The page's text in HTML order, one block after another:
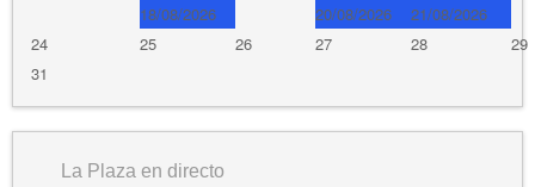
18/08/2026
20/08/2026
21/08/2026
24 25 26 27 28
29
31
La Plaza en directo